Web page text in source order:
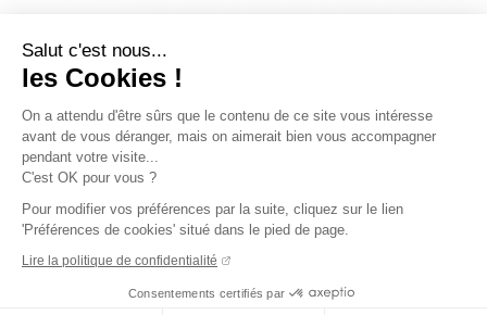
Salut c'est nous...
les Cookies !
On a attendu d'être sûrs que le contenu de ce site vous intéresse
avant de vous déranger, mais on aimerait bien vous accompagner
pendant votre visite...
C'est OK pour vous ?
Pour modifier vos préférences par la suite, cliquez sur le lien
'Préférences de cookies' situé dans le pied de page.
Lire la politique de confidentialité
Consentements certifiés par